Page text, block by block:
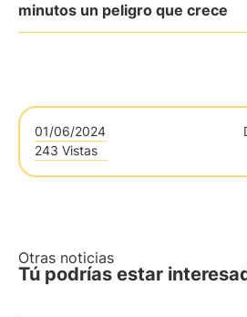
minutos un peligro que crece
01/06/2024
243 Vistas
Otras noticias
Tú podrías estar